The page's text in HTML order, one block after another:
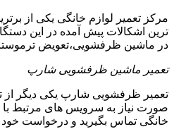
مرکز تعمیر لوازم خانگی یکی از
ترین اشکالات پیش آمده در این
در ماشین ظرفشویی،تعویض
تعمیر ماشین ظرفشویی شارپ
تعمیر ظرفشویی شارپ یکی دیگر از
صورت نیاز به سرویس های مرتبط با
خانگی تماس بگیرید و درخواست